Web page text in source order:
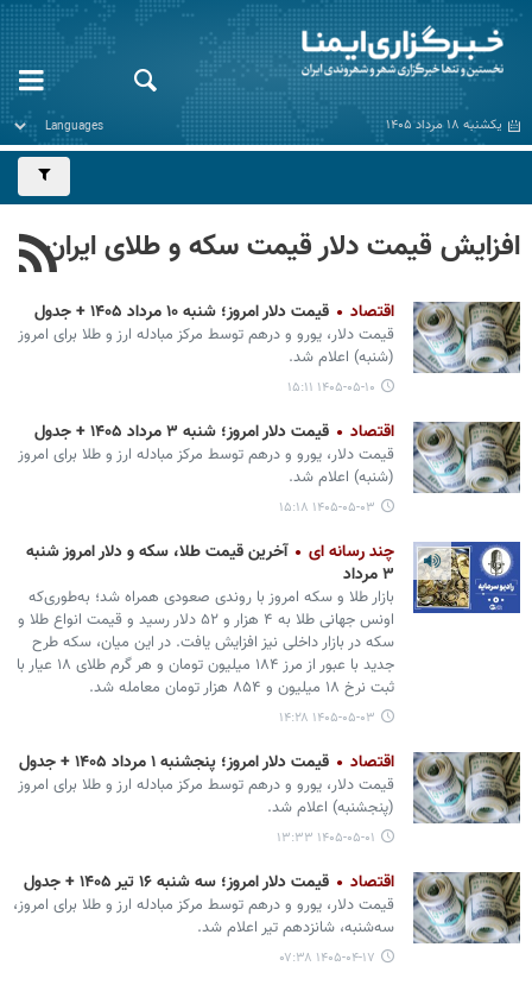
یکشنبه ۱۸ مرداد ۱۴۰۵
افزایش قیمت دلار قیمت سکه و طلای ایران
اقتصاد قیمت دلار امروز؛ شنبه ۱۰ مرداد ۱۴۰۵ + جدول
قیمت دلار، یورو و درهم توسط مرکز مبادله ارز و طلا برای امروز
(شنبه) اعلام شد.
۱۴۰۵-۰۵-۱۰ ۱۵:۱۱
اقتصاد قیمت دلار امروز؛ شنبه ۳ مرداد ۱۴۰۵ + جدول
قیمت دلار، یورو و درهم توسط مرکز مبادله ارز و طلا برای امروز
(شنبه) اعلام شد.
۱۴۰۵-۰۵-۰۳ ۱۵:۱۸
چند رسانه ای
آخرین قیمت طلا، سکه و دلار امروز شنبه
۳ مرداد
بازار طلا و سکه امروز با روندی صعودی همراه شد؛ به‌طوری‌که
اونس جهانی طلا به ۴ هزار و ۵۲ دلار رسید و قیمت انواع طلا و
سکه در بازار داخلی نیز افزایش یافت. در این میان، سکه طرح
جدید با عبور از مرز ۱۸۴ میلیون تومان و هر گرم طلای ۱۸ عیار با
ثبت نرخ ۱۸ میلیون و ۸۵۴ هزار تومان معامله شد.
۱۴۰۵-۰۵-۰۳ ۱۴:۲۸
اقتصاد قیمت دلار امروز؛ پنجشنبه ۱ مرداد ۱۴۰۵ + جدول
قیمت دلار، یورو و درهم توسط مرکز مبادله ارز و طلا برای امروز
(پنجشنبه) اعلام شد.
۱۴۰۵-۰۵-۰۱ ۱۳:۳۳
اقتصاد قیمت دلار امروز؛ سه‌ شنبه ۱۶ تیر ۱۴۰۵ + جدول
قیمت دلار، یورو و درهم توسط مرکز مبادله ارز و طلا برای امروز،
سه‌شنبه، شانزدهم تیر اعلام شد.
۱۴۰۵-۰۴-۱۷ ۰۷:۳۸